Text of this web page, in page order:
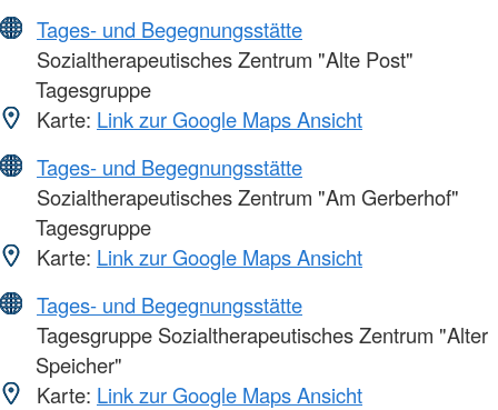
Tages- und Begegnungsstätte
Sozialtherapeutisches Zentrum "Alte Post"
Tagesgruppe
Karte: Link zur Google Maps Ansicht
Tages- und Begegnungsstätte
Sozialtherapeutisches Zentrum "Am Gerberhof"
Tagesgruppe
Karte: Link zur Google Maps Ansicht
Tages- und Begegnungsstätte
Tagesgruppe Sozialtherapeutisches Zentrum "Alter
Speicher"
Karte: Link zur Google Maps Ansicht